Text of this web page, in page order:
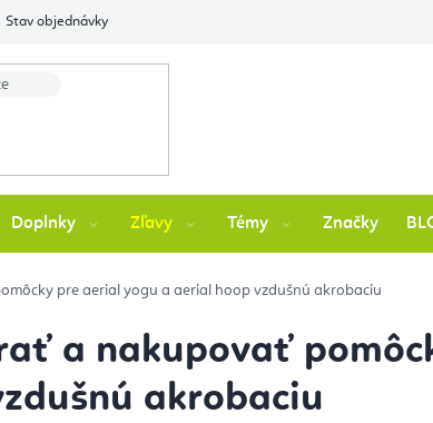
Stav objednávky
Doplnky Zľavy Témy Značky
pre aerial yogu a aerial hoop vzdušnú akrobaciu
a nakupovať
akrobaciu